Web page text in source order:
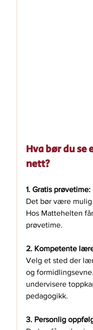
Hva bør du
nett?
1. Gratis prøvetime:
Det bør være mulig
Hos Mattehelten
prøvetime.
2. Kompetente
Velg et sted der
og
undervisere
pedagogikk.
3. Personlig